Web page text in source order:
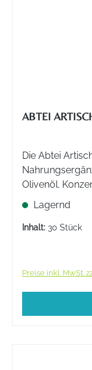
ABTEI
Die Abtei
Olivenöl.
kombiniert mit
Olivenöl mit
Lagernd
Inhalt: 30 Stück
Preise inkl. MwSt.